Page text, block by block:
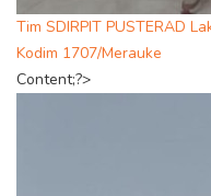
Tim SDIRPIT PUSTERAD
Kodim 1707/Merauke
Content;?>